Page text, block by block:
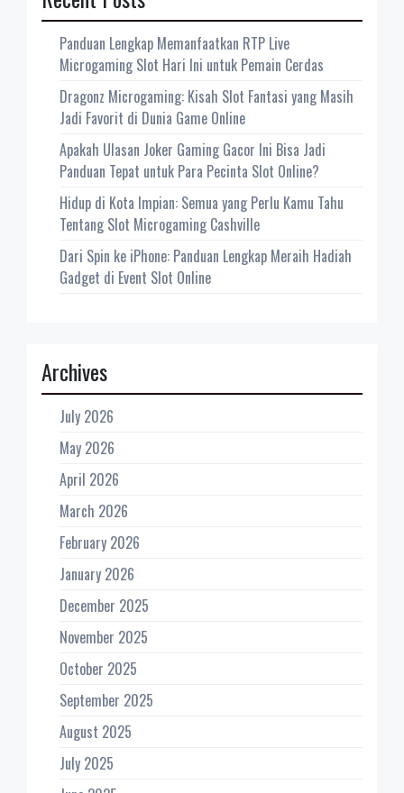
Panduan Lengkap Memanfaatkan RTP Live
Microgaming Slot Hari Ini untuk Pemain Cerdas
Dragonz Microgaming: Kisah Slot Fantasi yang Masih
Jadi Favorit di Dunia Game Online
Apakah Ulasan Joker Gaming Gacor Ini Bisa Jadi
Panduan Tepat untuk Para Pecinta Slot Online?
Hidup di Kota Impian: Semua yang Perlu Kamu Tahu
Tentang Slot Microgaming Cashville
Dari Spin ke iPhone: Panduan Lengkap Meraih Hadiah
Gadget di Event Slot Online
Archives
July 2026
May 2026
April 2026
March 2026
February 2026
January 2026
December 2025
November 2025
October 2025
September 2025
August 2025
July 2025